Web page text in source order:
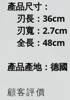
產品尺寸：
刃長：36cm
刃寬：2.7cm
全長：48cm
產品產地：德國
顧客評價